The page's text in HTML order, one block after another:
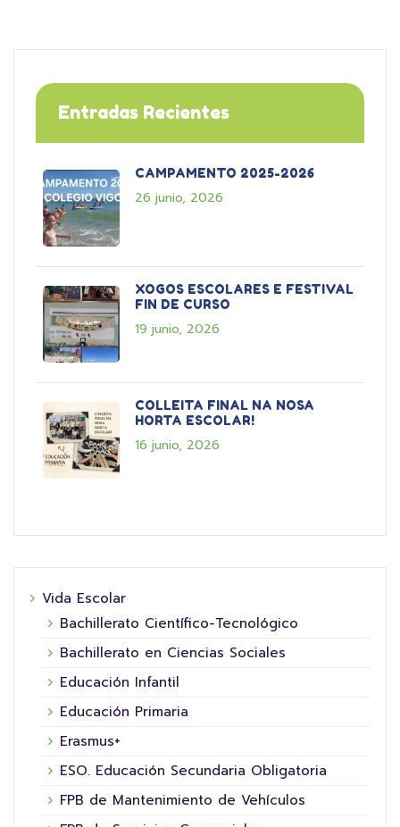
Entradas Recientes
CAMPAMENTO 2025-2026
26 junio, 2026
XOGOS ESCOLARES E FESTIVAL
FIN DE CURSO
19 junio, 2026
COLLEITA FINAL NA NOSA
HORTA ESCOLAR!
16 junio, 2026
Vida Escolar
Bachillerato Científico-Tecnológico
Bachillerato en Ciencias Sociales
Educación Infantil
Educación Primaria
Erasmus+
ESO. Educación Secundaria Obligatoria
FPB de Mantenimiento de Vehículos